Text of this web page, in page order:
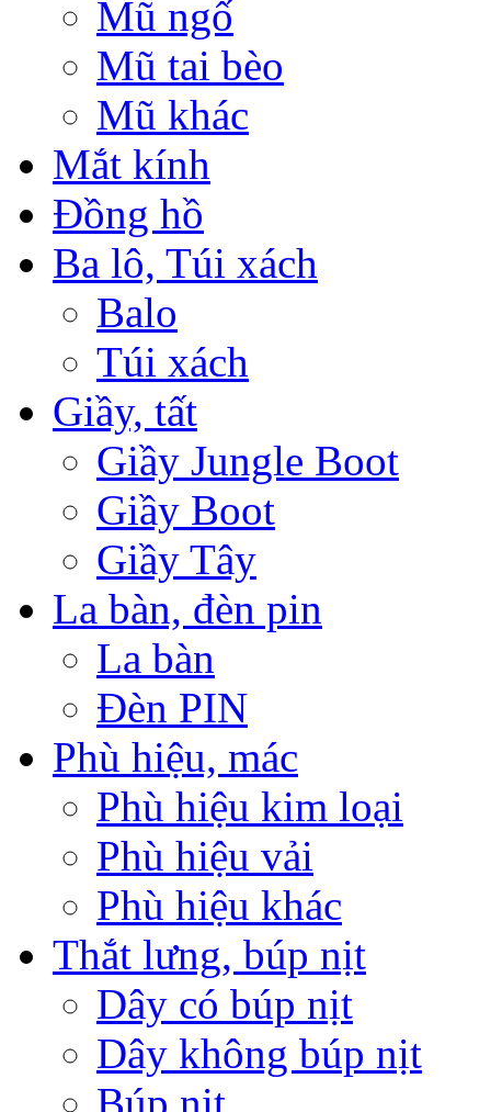
Mũ ngố
Mũ tai bèo
Mũ khác
Mắt kính
Đồng hồ
Ba lô, Túi xách
Balo
Túi xách
Giầy, tất
Giầy Jungle Boot
Giầy Boot
Giầy Tây
La bàn, đèn pin
La bàn
Đèn PIN
Phù hiệu, mác
Phù hiệu kim loại
Phù hiệu vải
Phù hiệu khác
Thắt lưng, búp nịt
Dây có búp nịt
Dây không búp nịt